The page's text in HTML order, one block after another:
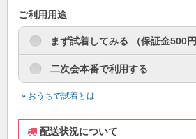
ご利用用途
まず試着してみる （保証金500
二次会本番で利用する
» おうちで試着とは
配送状況について